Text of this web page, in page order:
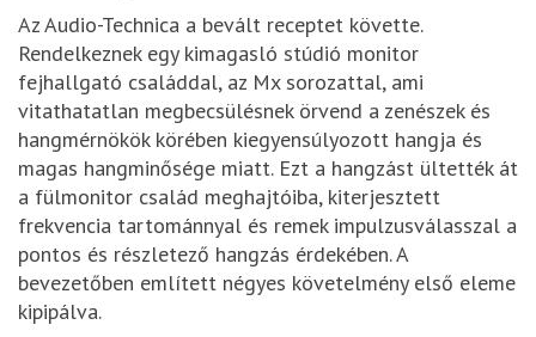
Az Audio-Technica a bevált receptet követte.
Rendelkeznek egy kimagasló stúdió monitor
fejhallgató családdal, az Mx sorozattal, ami
vitathatatlan megbecsülésnek örvend a zenészek és
hangmérnökök körében kiegyensúlyozott hangja és
magas hangminősége miatt. Ezt a hangzást ültették át
a fülmonitor család meghajtóiba, kiterjesztett
frekvencia tartománnyal és remek impulzusválasszal a
pontos és részletező hangzás érdekében. A
bevezetőben említett négyes követelmény első eleme
kipipálva.